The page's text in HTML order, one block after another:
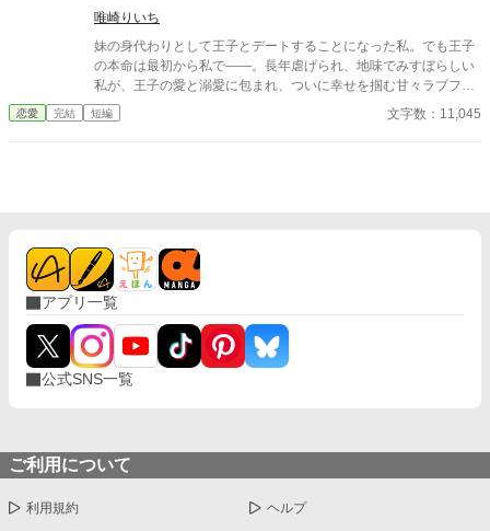
きっかけになった少年が、私と王子を結び付
唯崎りいち
妹の身代わりとして王子とデートすることになった私。でも王子
の本命は最初から私で――。長年虐げられ、地味でみすぼらしい
私が、王子の愛と溺愛に包まれ、ついに幸せを掴む甘々ラブファ
ンタジー。妹や家族との誤解、影武者の存在も絡み、ハラハラと
胸キュンが止まらない物語。
恋愛 完結 短編 文字数：11,045
アプリ一覧
公式SNS一覧
ご利用について
利用規約 ヘルプ